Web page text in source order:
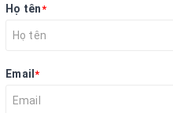
Họ tên*
Email*